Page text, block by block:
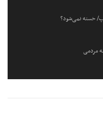
خسته نمی‌شود؟
مردمی